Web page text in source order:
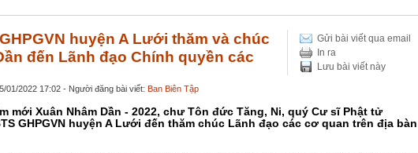
Gửi bài viết qua email
In ra
Lưu bài viết này
huyện A Lưới thăm và chúc
đến Lãnh đạo Chính quyền các
01/2022 17:02 - Người đăng bài viết: Ban Biên Tập
mới Xuân Nhâm Dần - 2022, chư Tôn đức Tăng, Ni, quý Cư sĩ Phật tử
GHPGVN huyện A Lưới đến thăm chúc Lãnh đạo các cơ quan trên địa bàn